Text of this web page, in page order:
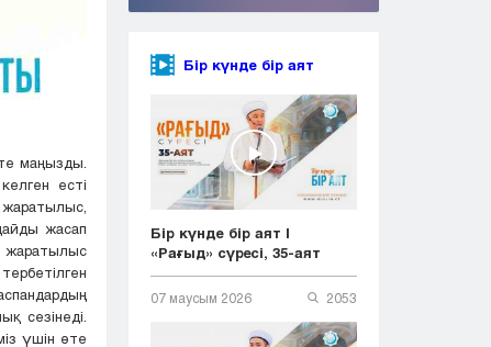
маңызды.
есті
жасап
жаратылыс
сезінеді.
үшін өте
Бір күнде бір аят
Бір күнде бір аят |
«Рағыд» сүресі, 35-аят
07 маусым 2026 2053